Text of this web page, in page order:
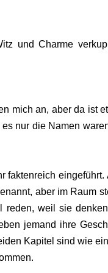
und Charme
mich an, aber da ist
nur die Namen
faktenreich eingeführt.
aber im Raum
reden, weil sie
jemand ihre
Kapitel sind wie